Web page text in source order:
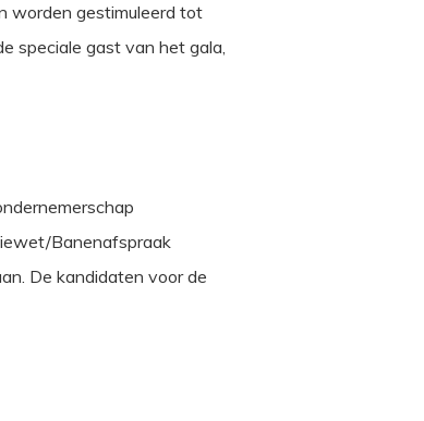
worden gestimuleerd tot
speciale gast van het gala,
Banenafspraak
De kandidaten voor de